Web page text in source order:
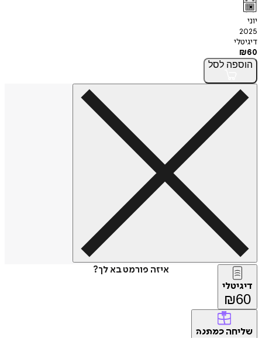
יוני
2025
דיגיטלי
₪60
הוספה לסל
איזה פורמט בא לך?
דיגיטלי
₪60
שליחה כמתנה